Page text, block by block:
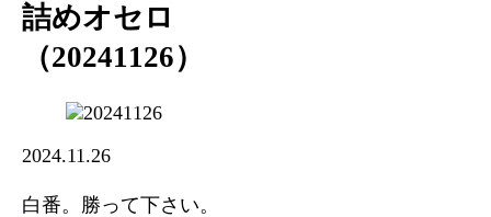
詰めオセロ
（20241126）
2024.11.26
白番。勝って下さい。